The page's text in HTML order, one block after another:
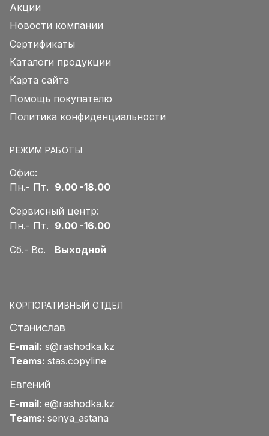
Акции
Новости компании
Сертификаты
Каталоги продукции
Карта сайта
Помощь покупателю
Политика конфиденциальности
РЕЖИМ РАБОТЫ
Офис:
Пн.- Пт. 9.00 -18.00
Сервисный центр:
Пн.- Пт. 9.00 -16.00
Сб.- Вс. Выходной
КОРПОРАТИВНЫЙ ОТДЕЛ
Станислав
E-mail: s@rashodka.kz
Teams: stas.copyline
Евгений
E-mail: e@rashodka.kz
Teams: senya_astana